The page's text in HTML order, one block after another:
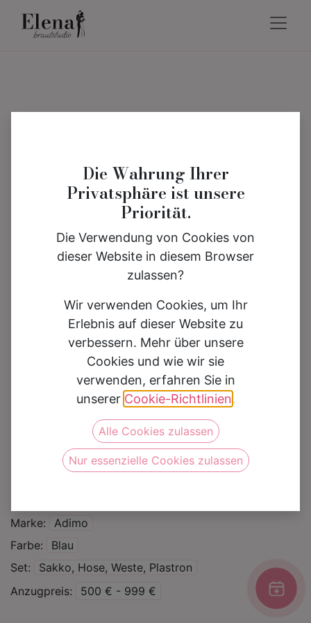
Hochzeitsanzug
Liverpool
Auf die Wunschliste
Marke
Adimo
Farbe
Blau
Set
Sakko, Hose, Weste, Plastron
Anzugpreis
500 € - 999 €
Die Wahrung Ihrer
Privatsphäre ist unsere
Priorität.
Die Verwendung von Cookies von
dieser Website in diesem Browser
zulassen?
Wir verwenden Cookies, um Ihr
Erlebnis auf dieser Website zu
verbessern. Mehr über unsere
Cookies und wie wir sie
verwenden, erfahren Sie in
unserer Cookie-Richtlinien.
Alle Cookies zulassen
Nur essenzielle Cookies zulassen